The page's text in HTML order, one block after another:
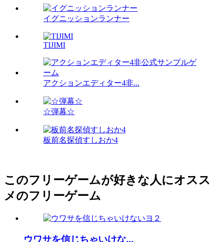
イグニッションランナー
TIJIMI
アクションエディター4非...
☆弾幕☆
板前名探偵すしおか4
このフリーゲームが好きな人にオスス
メのフリーゲーム
ウワサを信じちゃいけな...